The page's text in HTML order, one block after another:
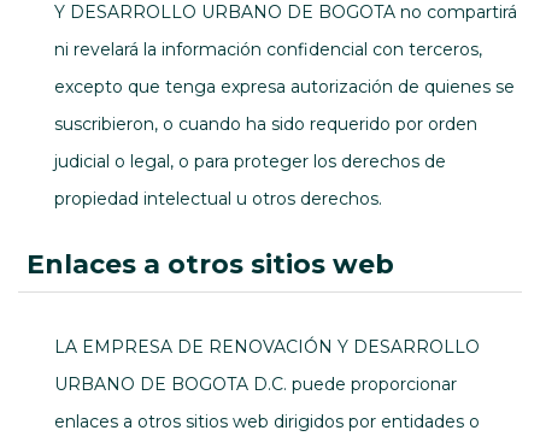
Y DESARROLLO URBANO DE BOGOTA no compartirá
ni revelará la información confidencial con terceros,
excepto que tenga expresa autorización de quienes se
suscribieron, o cuando ha sido requerido por orden
judicial o legal, o para proteger los derechos de
propiedad intelectual u otros derechos.
enlaces a otros sitios web
LA EMPRESA DE RENOVACIÓN Y DESARROLLO
URBANO DE BOGOTA D.C. puede proporcionar
enlaces a otros sitios web dirigidos por entidades o